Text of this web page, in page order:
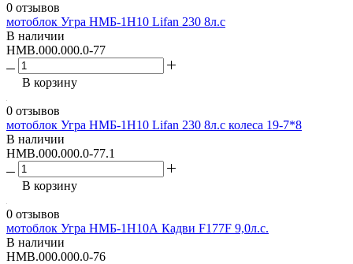
0 отзывов
мотоблок Угра НМБ-1Н10 Lifan 230 8л.с
В наличии
НМВ.000.000.0-77
В корзину
0 отзывов
мотоблок Угра НМБ-1Н10 Lifan 230 8л.с колеса 19-7*8
В наличии
НМВ.000.000.0-77.1
В корзину
0 отзывов
мотоблок Угра НМБ-1Н10А Кадви F177F 9,0л.с.
В наличии
НМВ.000.000.0-76